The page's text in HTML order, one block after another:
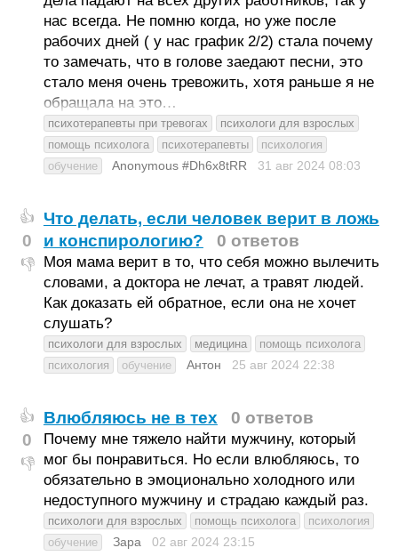
нас всегда. Не помню когда, но уже после
рабочих дней ( у нас график 2/2) стала почему
то замечать, что в голове заедают песни, это
стало меня очень тревожить, хотя раньше я не
обращала на это…
психотерапевты при тревогах
психологи для взрослых
помощь психолога
психотерапевты
психология
обучение
Anonymous #Dh6x8tRR 31 авг 2024 08:03
👍
0
👎
Что делать, если человек верит в ложь
и конспирологию?
0 ответов
Моя мама верит в то, что себя можно вылечить
словами, а доктора не лечат, а травят людей.
Как доказать ей обратное, если она не хочет
слушать?
психологи для взрослых медицина
помощь психолога
психология
обучение Антон 25 авг 2024 22:38
👍
0
👎
Влюбляюсь не в тех 0 ответов
Почему мне тяжело найти мужчину, который
мог бы понравиться. Но если влюбляюсь, то
обязательно в эмоционально холодного или
недоступного мужчину и страдаю каждый раз.
психологи для взрослых помощь психолога
психология
обучение
Зара 02 авг 2024 23:15